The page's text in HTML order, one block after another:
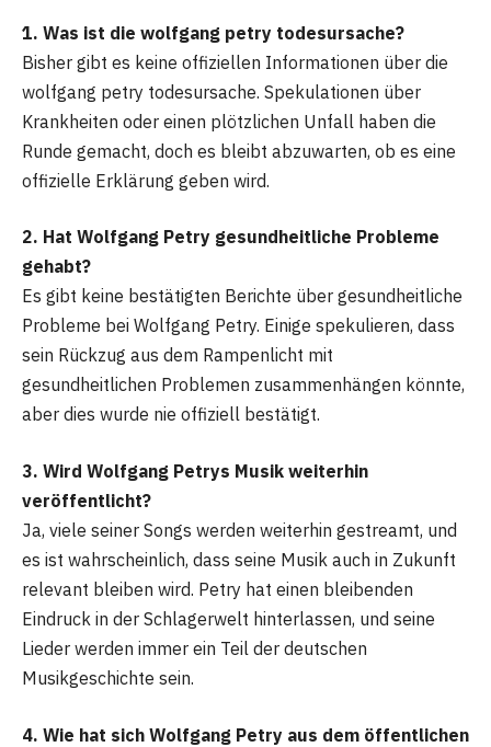
1. Was ist die wolfgang petry todesursache?
Bisher gibt es keine offiziellen Informationen über die
wolfgang petry todesursache. Spekulationen über
Krankheiten oder einen plötzlichen Unfall haben die
Runde gemacht, doch es bleibt abzuwarten, ob es eine
offizielle Erklärung geben wird.
2. Hat Wolfgang Petry gesundheitliche Probleme
gehabt?
Es gibt keine bestätigten Berichte über gesundheitliche
Probleme bei Wolfgang Petry. Einige spekulieren, dass
sein Rückzug aus dem Rampenlicht mit
gesundheitlichen Problemen zusammenhängen könnte,
aber dies wurde nie offiziell bestätigt.
3. Wird Wolfgang Petrys Musik weiterhin
veröffentlicht?
Ja, viele seiner Songs werden weiterhin gestreamt, und
es ist wahrscheinlich, dass seine Musik auch in Zukunft
relevant bleiben wird. Petry hat einen bleibenden
Eindruck in der Schlagerwelt hinterlassen, und seine
Lieder werden immer ein Teil der deutschen
Musikgeschichte sein.
4. Wie hat sich Wolfgang Petry aus dem öffentlichen